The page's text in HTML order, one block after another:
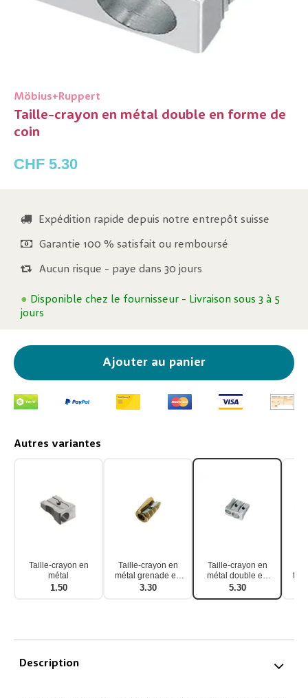
Möbius+Ruppert
Taille-crayon en métal double en forme de
coin
CHF 5.30
Expédition rapide depuis notre entrepôt suisse
Garantie 100 % satisfait ou remboursé
Aucun risque - paye dans 30 jours
● Disponible chez le fournisseur - Livraison sous 3 à 5
jours
Ajouter au panier
Autres variantes
Taille-crayon en
métal
1.50
Taille-crayon en
métal grenade en
laiton
3.30
Taille-crayon en
métal double en
forme de coin
5.30
Description